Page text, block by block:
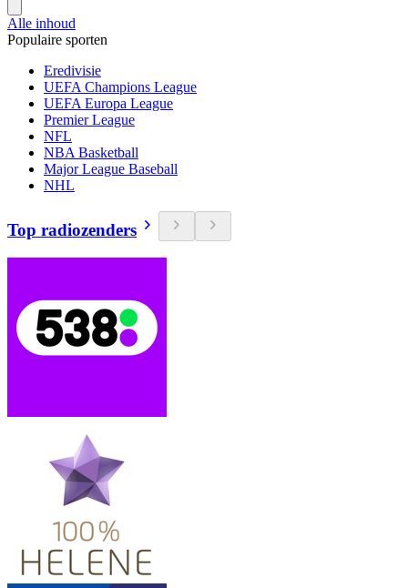
Alle inhoud
Populaire sporten
Eredivisie
UEFA Champions League
UEFA Europa League
Premier League
NFL
NBA Basketball
Major League Baseball
NHL
Top radiozenders